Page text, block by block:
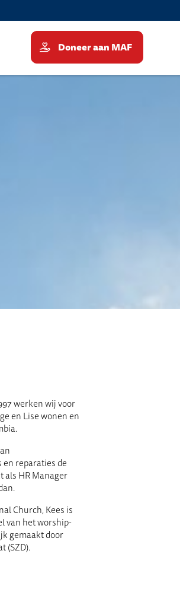
Doneer aan MAF
werken wij voor
en Lise wonen en
reparaties de
als HR Manager
Church, Kees is
van het worship-
gemaakt door
(SZD).